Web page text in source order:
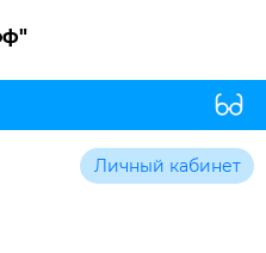
Личный кабинет